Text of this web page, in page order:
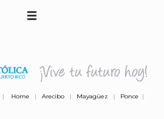
| Home | Arecibo | Mayagüez | Ponce |